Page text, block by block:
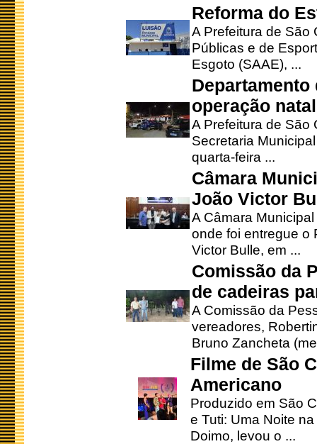
Reforma do
A Prefeitura de São
Públicas e de
Esgoto (SAAE), ...
operação
A Prefeitura de São
Secretaria
quarta-feira ...
Câmara
João Victor
A Câmara
onde foi entregue o
Victor Bulle, em ...
Comissão da
de cadeiras
A Comissão da
vereadores,
Bruno Zancheta
Filme de São
Americano
Produzido em São
e Tuti: Uma Noite
Doimo, levou o ...